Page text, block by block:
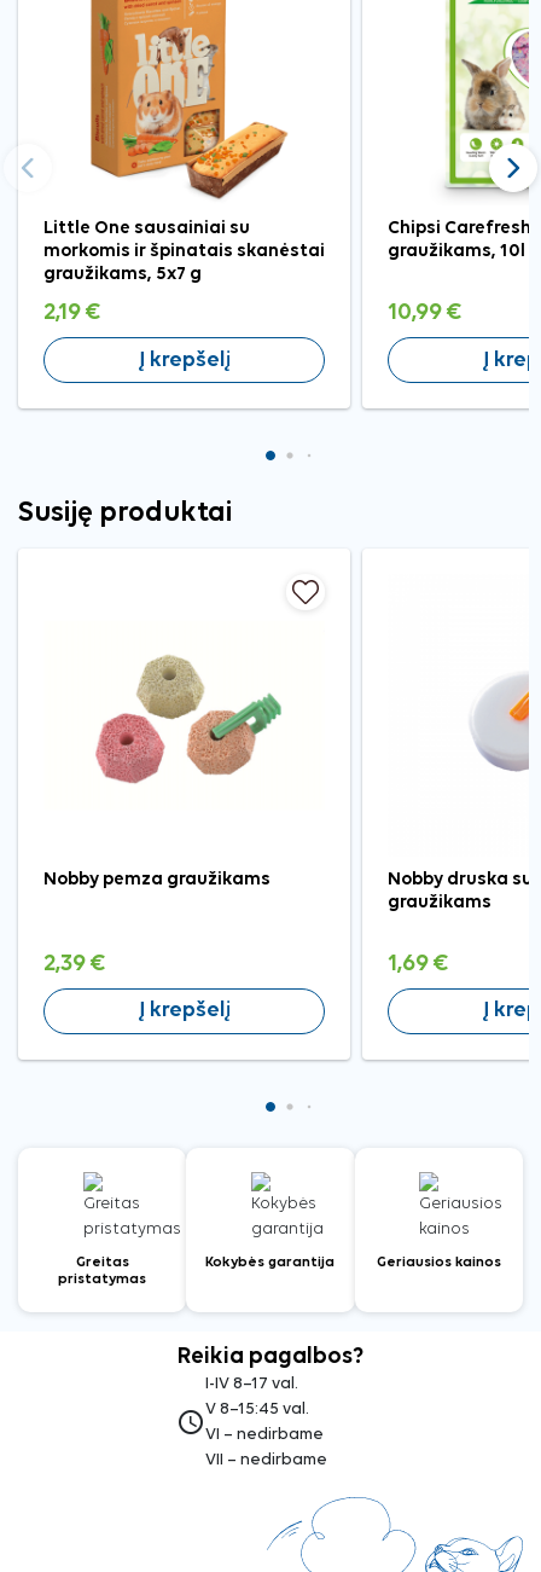
Little One sausainiai su
morkomis ir špinatais skanėstai
graužikams, 5x7 g
2,19 €
Į krepšelį
Chipsi Carefresh
graužikams, 10l
10,99 €
Į
Ankstesnis
Susiję produktai
Nobby pemza graužikams
2,39 €
Į krepšelį
Nobby druska su
graužikams
1,69 €
Į
Greitas
pristatymas
Kokybės garantija Geriausios kainos
Reikia pagalbos?
access_time
I-IV 8–17 val.
V 8–15:45 val.
VI – nedirbame
VII – nedirbame